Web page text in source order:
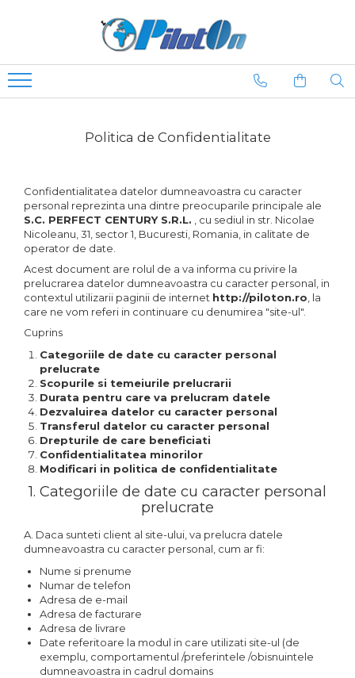
Politica de Confidentialitate
Confidentialitatea datelor dumneavoastra cu caracter
personal reprezinta una dintre preocuparile principale ale
S.C. PERFECT CENTURY S.R.L. , cu sediul in str. Nicolae
Nicoleanu, 31, sector 1, Bucuresti, Romania, in calitate de
operator de date.
Acest document are rolul de a va informa cu privire la
prelucrarea datelor dumneavoastra cu caracter personal, in
contextul utilizarii paginii de internet http://piloton.ro, la
care ne vom referi in continuare cu denumirea "site-ul".
Cuprins
Categoriile de date cu caracter personal
prelucrate
Scopurile si temeiurile prelucrarii
Durata pentru care va prelucram datele
Dezvaluirea datelor cu caracter personal
Transferul datelor cu caracter personal
Drepturile de care beneficiati
Confidentialitatea minorilor
Modificari in politica de confidentialitate
1. Categoriile de date cu caracter personal
prelucrate
A. Daca sunteti client al site-ului, va prelucra datele
dumneavoastra cu caracter personal, cum ar fi:
Nume si prenume
Numar de telefon
Adresa de e-mail
Adresa de facturare
Adresa de livrare
Date referitoare la modul in care utilizati site-ul (de
exemplu, comportamentul /preferintele /obisnuintele
dumneavoastra in cadrul domains